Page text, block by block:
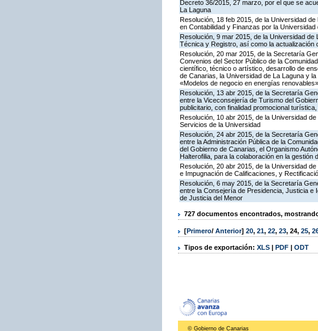
Decreto 36/2015, 27 marzo, por el que se
La Laguna
Resolución, 18 feb 2015, de la Universidad
en Contabilidad y Finanzas por la Universidad
Resolución, 9 mar 2015, de la Universidad
Técnica y Registro, así como la actualización
Resolución, 20 mar 2015, de la Secretaría
Convenios del Sector Público de la
científico, técnico o artístico, desarrollo de
de Canarias, la Universidad de La Laguna y
«Modelos de negocio en energías renovables»
Resolución, 13 abr 2015, de la Secretaría
entre la Viceconsejería de Turismo del
publicitario, con finalidad promocional
Resolución, 10 abr 2015, de la Universidad
Servicios de la Universidad
Resolución, 24 abr 2015, de la Secretaría
entre la Administración Pública de la
del Gobierno de Canarias, el Organismo
Halterofilia, para la colaboración en la gestión
Resolución, 20 abr 2015, de la Universidad
e Impugnación de Calificaciones, y
Resolución, 6 may 2015, de la Secretaría
entre la Consejería de Presidencia, Justicia e
de Justicia del Menor
727 documentos encontrados,
[Primero/ Anterior] 20, 21, 22, 23, 24, 25,
Tipos de exportación: XLS | PDF | ODT
© Gobierno de Canarias